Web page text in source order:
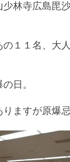
林寺広島毘
１１名、大
日。
ますが原爆